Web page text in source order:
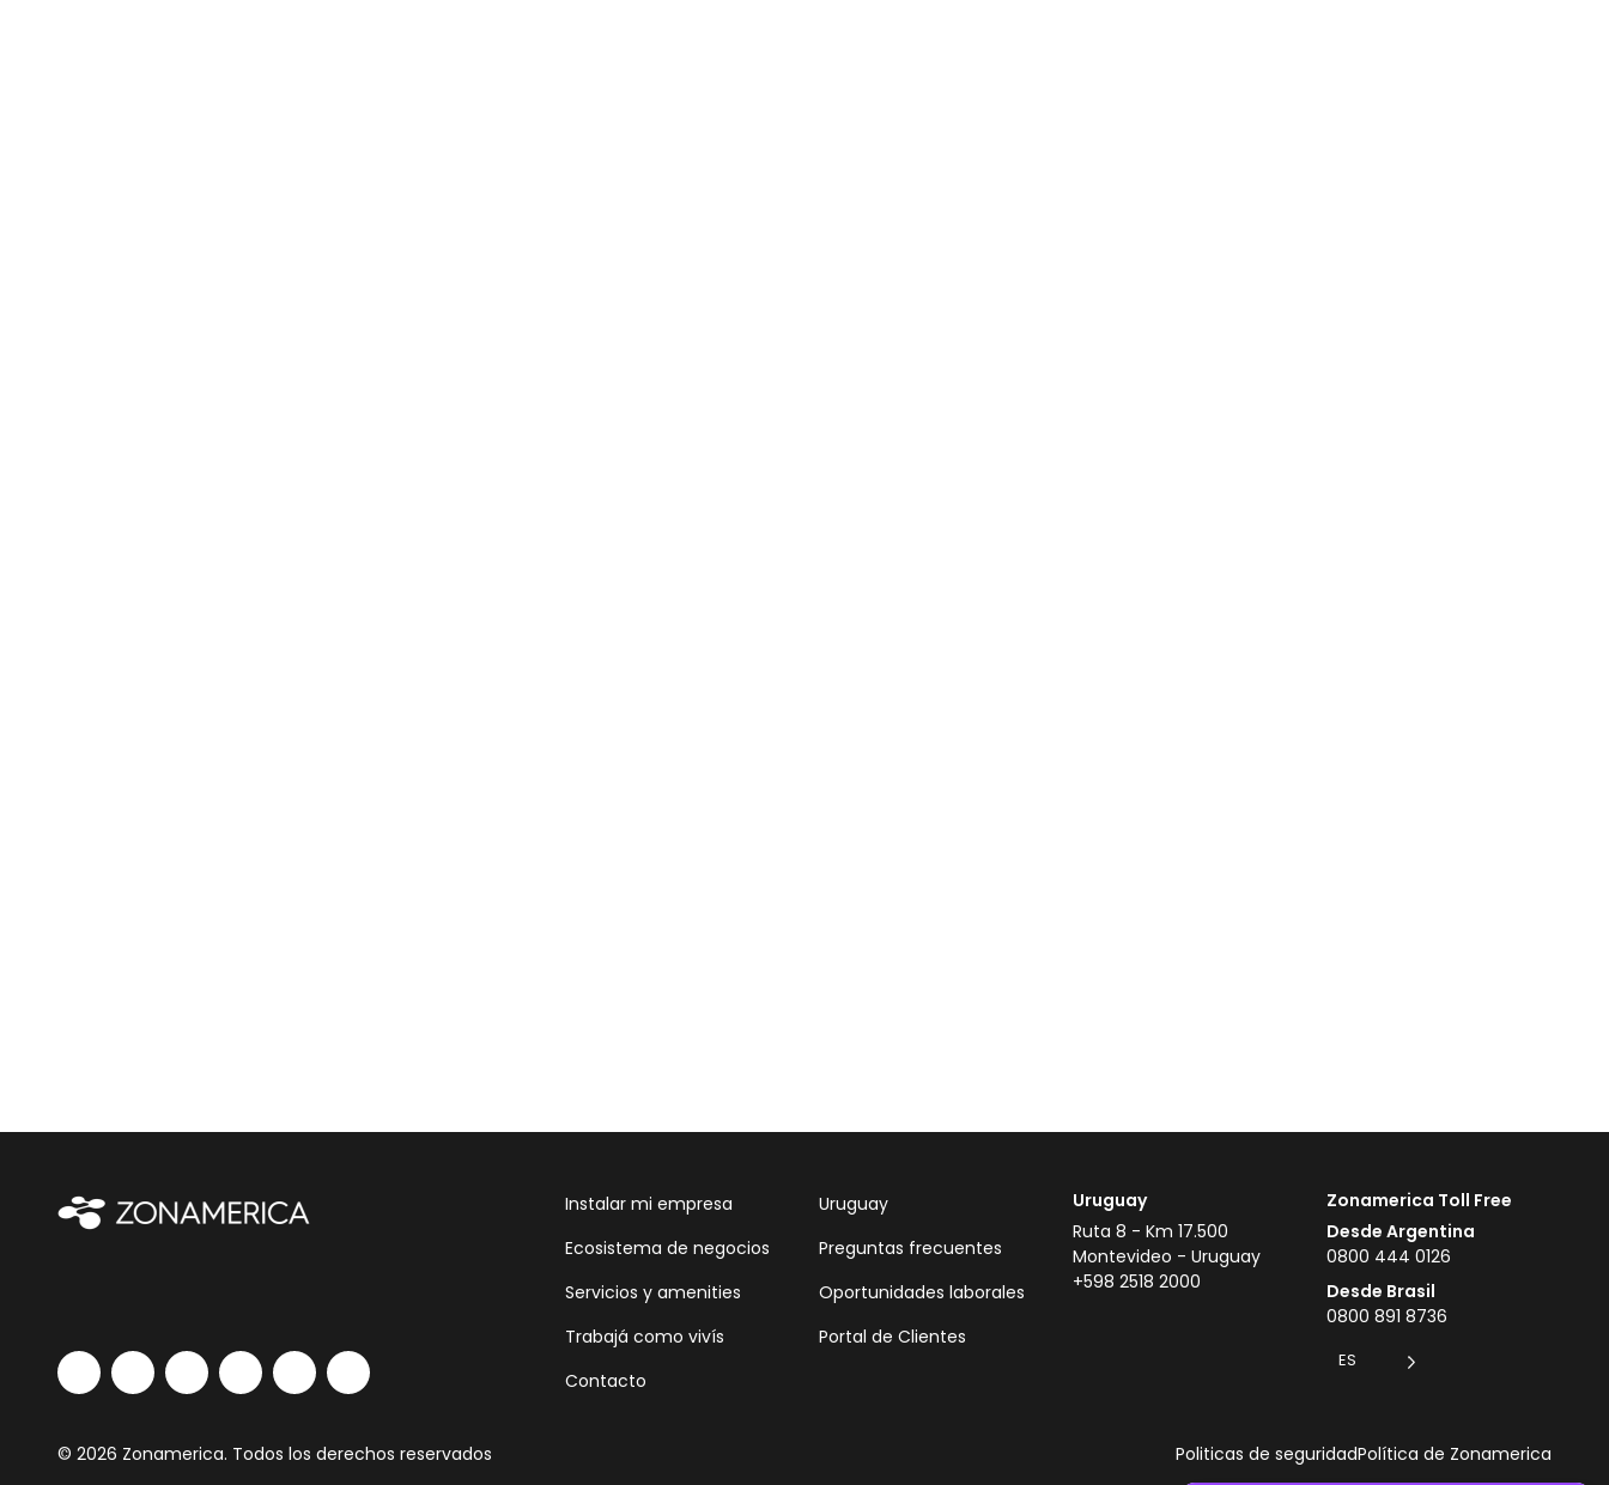
Instalar mi empresa
Ecosistema de negocios
Servicios y amenities
Trabajá como vivís
Contacto
Uruguay
Preguntas frecuentes
Oportunidades laborales
Portal de Clientes
Uruguay
Ruta 8 - Km 17.500
Montevideo - Uruguay
+598 2518 2000
Zonamerica Toll Free
Desde Argentina
0800 444 0126
Desde Brasil
0800 891 8736
ES
© 2026 Zonamerica. Todos los derechos reservados Politicas de seguridadPolítica de Zonamerica